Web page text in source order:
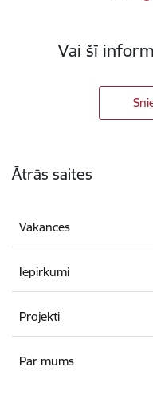
Vai šī
Ātrās saites
Vakances
Iepirkumi
Projekti
Par mums